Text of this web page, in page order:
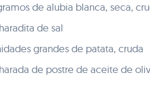
de alubia blanca, seca,
de sal
grandes de patata, cruda
de postre de aceite de